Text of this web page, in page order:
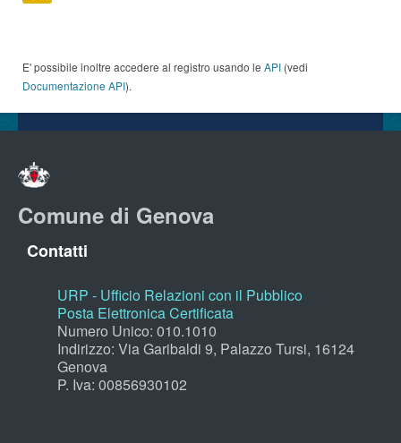
E' possibile inoltre accedere al registro usando le API (vedi
Documentazione API).
Comune di Genova
Contatti
URP - Ufficio Relazioni con il Pubblico
Posta Elettronica Certificata
Numero Unico: 010.1010
Indirizzo: Via Garibaldi 9, Palazzo Tursi, 16124
Genova
P. Iva: 00856930102